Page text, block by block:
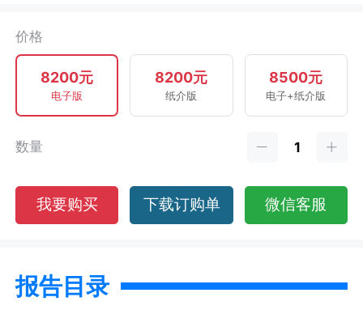
价格
8200元
电子版
8200元
纸介版
8500元
电子+纸介版
数量
我要购买 下载订购单 微信客服
报告目录